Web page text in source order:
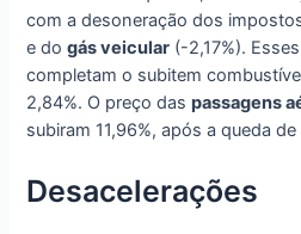
com a desoneração dos
e dogás veicular (-2,17%).
completam o subitem
2,84%. O preço daspassagens
subiram 11,96%, após a queda
Desacelerações